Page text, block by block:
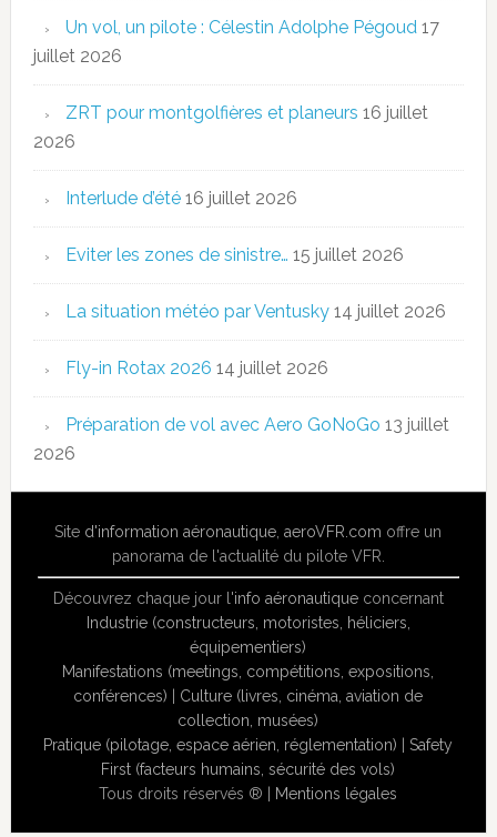
Un vol, un pilote : Célestin Adolphe Pégoud 17
juillet 2026
ZRT pour montgolfières et planeurs 16 juillet
2026
Interlude d’été 16 juillet 2026
Eviter les zones de sinistre… 15 juillet 2026
La situation météo par Ventusky 14 juillet 2026
Fly-in Rotax 2026 14 juillet 2026
Préparation de vol avec Aero GoNoGo 13 juillet
2026
Site d'information aéronautique ,aeroVFR.com offre un
panorama de l'actualité du pilote VFR.
Découvrez chaque jour l'info aéronautiqueconcernant
Industrie (constructeurs, motoristes, héliciers,
équipementiers)
Manifestations (meetings, compétitions, expositions,
conférences)
Culture (livres, cinéma, aviation de
collection, musées)
Pratique (pilotage, espace aérien, réglementation) |Safety
First (facteurs humains, sécurité des vols)
Tous droits réservés ® | Mentions légales